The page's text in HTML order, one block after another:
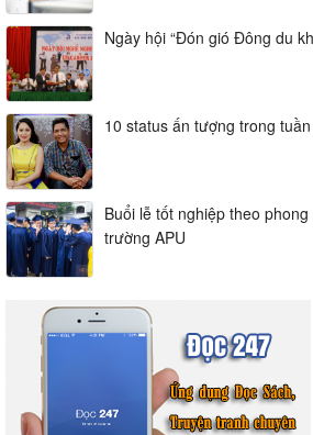
Ngày hội “Đón gió Đông du
10 status ấn tượng trong
Buổi lễ tốt nghiệp theo
trường APU